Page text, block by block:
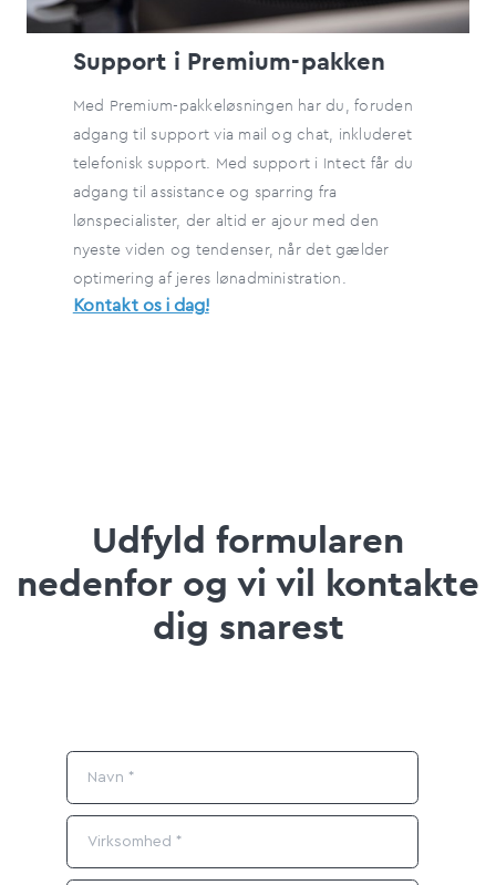
Support i Premium-pakken
Med Premium-pakkeløsningen har du, foruden
adgang til support via mail og chat, inkluderet
telefonisk support. Med support i Intect får du
adgang til assistance og sparring fra
lønspecialister, der altid er ajour med den
nyeste viden og tendenser, når det gælder
optimering af jeres lønadministration.
Kontakt os i dag!
Udfyld formularen
nedenfor og vi vil kontakte
dig snarest